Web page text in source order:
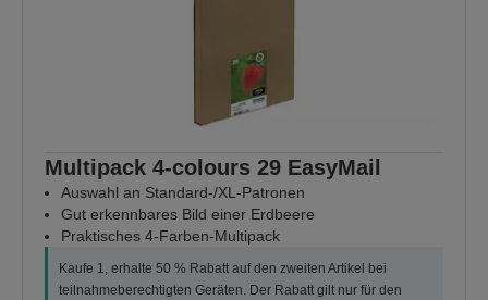
Multipack 4-colours 29 EasyMail
Auswahl an Standard-/XL-Patronen
Gut erkennbares Bild einer Erdbeere
Praktisches 4-Farben-Multipack
Kaufe 1, erhalte 50 % Rabatt auf den zweiten Artikel bei
teilnahmeberechtigten Geräten. Der Rabatt gilt nur für den